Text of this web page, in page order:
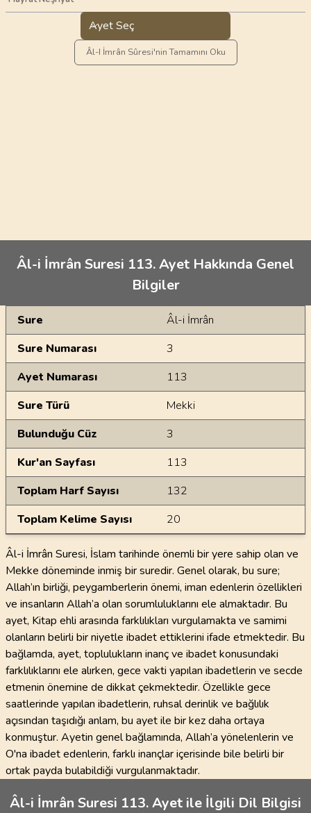
Ayet Seç
Âl-I İmrân Sûresi'nin Tamamını Oku
Âl-i İmrân Suresi 113. Ayet Hakkında Genel
Bilgiler
Genel Bilgiler
Sure
Âl-i İmrân
Sure Numarası
3
Ayet Numarası
113
Sure Türü
Mekki
Bulunduğu Cüz
3
Kur'an Sayfası
113
Toplam Harf Sayısı
132
Toplam Kelime Sayısı
20
Âl-i İmrân Suresi, İslam tarihinde önemli bir yere sahip olan ve
Mekke döneminde inmiş bir suredir. Genel olarak, bu sure;
Allah’ın birliği, peygamberlerin önemi, iman edenlerin özellikleri
ve insanların Allah’a olan sorumluluklarını ele almaktadır. Bu
ayet, Kitap ehli arasında farklılıkları vurgulamakta ve samimi
olanların belirli bir niyetle ibadet ettiklerini ifade etmektedir. Bu
bağlamda, ayet, toplulukların inanç ve ibadet konusundaki
farklılıklarını ele alırken, gece vakti yapılan ibadetlerin ve secde
etmenin önemine de dikkat çekmektedir. Özellikle gece
saatlerinde yapılan ibadetlerin, ruhsal derinlik ve bağlılık
açısından taşıdığı anlam, bu ayet ile bir kez daha ortaya
konmuştur. Ayetin genel bağlamında, Allah’a yönelenlerin ve
O'na ibadet edenlerin, farklı inançlar içerisinde bile belirli bir
ortak payda bulabildiği vurgulanmaktadır.
Âl-i İmrân Suresi 113. Ayet ile İlgili Dil Bilgisi